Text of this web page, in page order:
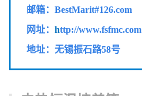
邮箱：BestMarit#126.com
网址： http://www.fsfmc.com
地址：无锡振石路58号